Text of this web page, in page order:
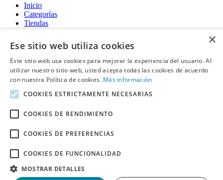
Inicio
Categorías
Tiendas
Gratis
Acerca de
Sobre nosotros
Contacto
Información legal
Declaración de cookies
Descargo de Responsabilidad
×
Ese sitio web utiliza cookies
Este sitio web usa cookies para mejorar la experiencia del usuario. Al
utilizar nuestro sitio web, usted acepta todas las cookies de acuerdo
con nuestra Política de cookies. Más información
COOKIES ESTRICTAMENTE NECESARIAS
COOKIES DE RENDIMIENTO
COOKIES DE PREFERENCIAS
COOKIES DE FUNCIONALIDAD
MOSTRAR DETALLES